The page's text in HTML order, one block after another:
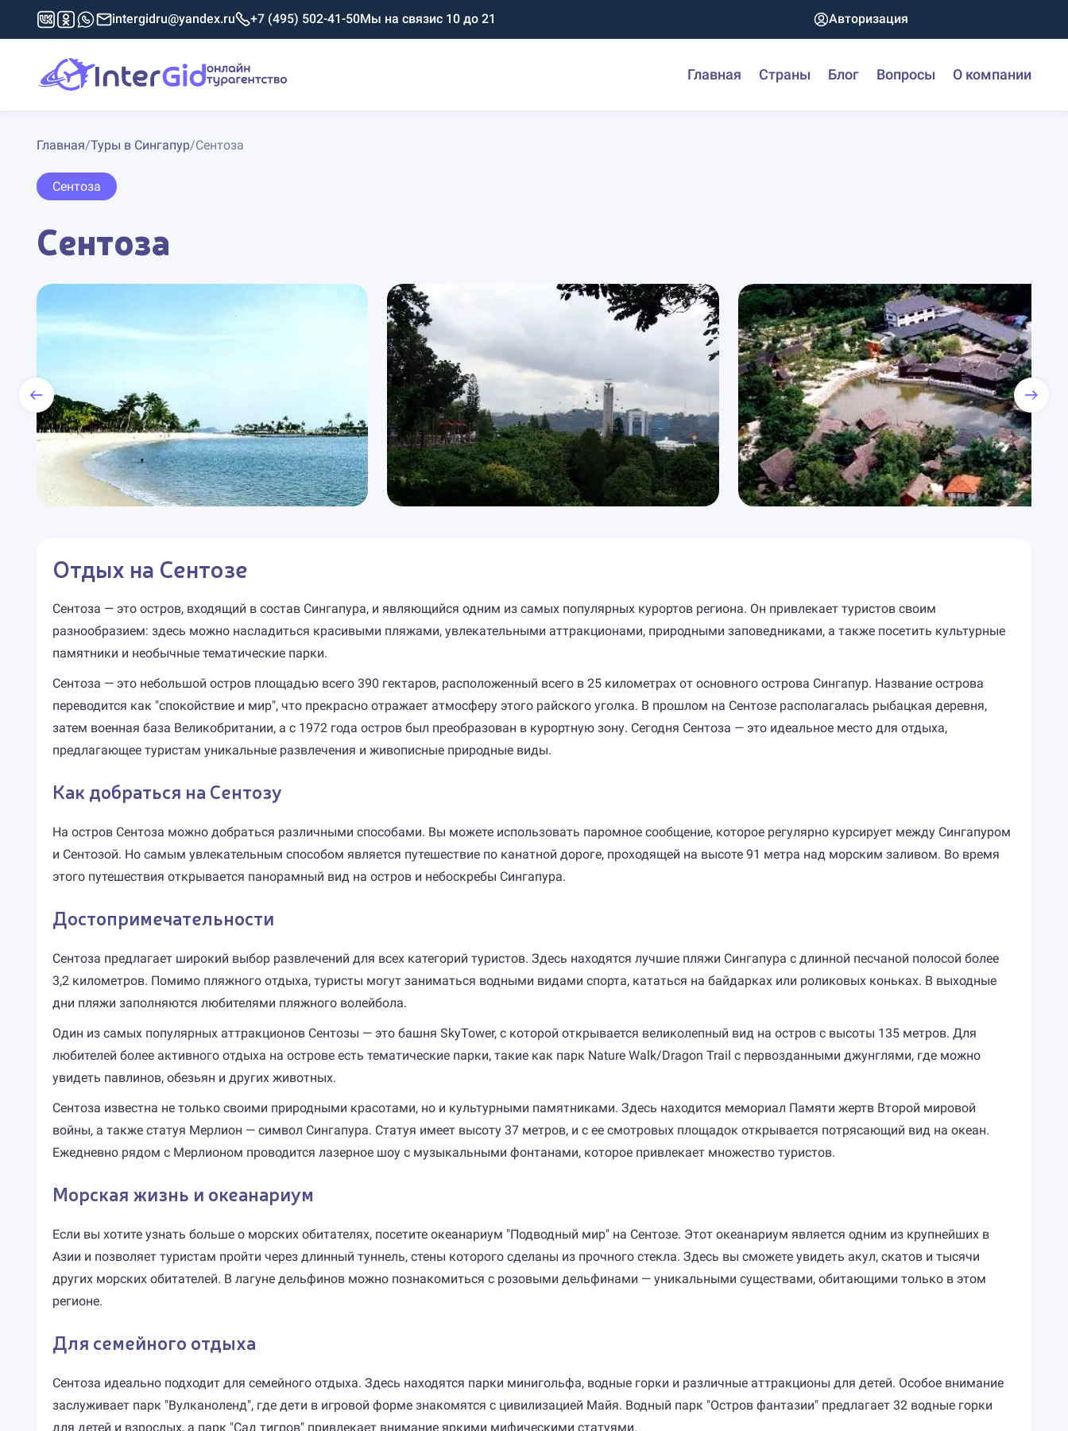
intergidru@yandex.ru +7 (495) 502-41-50Мы на связис 10 до 21 Авторизация
Главная Страны Блог Вопросы О компании
Главная/Туры в Сингапур/Сентоза
Сентоза
Сентоза
Отдых на Сентозе
Сентоза — это остров, входящий в состав Сингапура, и являющийся одним из самых популярных курортов региона. Он привлекает туристов своим
разнообразием: здесь можно насладиться красивыми пляжами, увлекательными аттракционами, природными заповедниками, а также посетить культурные
памятники и необычные тематические парки.
Сентоза — это небольшой остров площадью всего 390 гектаров, расположенный всего в 25 километрах от основного острова Сингапур. Название острова
переводится как "спокойствие и мир", что прекрасно отражает атмосферу этого райского уголка. В прошлом на Сентозе располагалась рыбацкая деревня,
затем военная база Великобритании, а с 1972 года остров был преобразован в курортную зону. Сегодня Сентоза — это идеальное место для отдыха,
предлагающее туристам уникальные развлечения и живописные природные виды.
Как добраться на Сентозу
На остров Сентоза можно добраться различными способами. Вы можете использовать паромное сообщение, которое регулярно курсирует между Сингапуром
и Сентозой. Но самым увлекательным способом является путешествие по канатной дороге, проходящей на высоте 91 метра над морским заливом. Во время
этого путешествия открывается панорамный вид на остров и небоскребы Сингапура.
Достопримечательности
Сентоза предлагает широкий выбор развлечений для всех категорий туристов. Здесь находятся лучшие пляжи Сингапура с длинной песчаной полосой более
3,2 километров. Помимо пляжного отдыха, туристы могут заниматься водными видами спорта, кататься на байдарках или роликовых коньках. В выходные
дни пляжи заполняются любителями пляжного волейбола.
Один из самых популярных аттракционов Сентозы — это башня SkyTower, с которой открывается великолепный вид на остров с высоты 135 метров. Для
любителей более активного отдыха на острове есть тематические парки, такие как парк Nature Walk/Dragon Trail с первозданными джунглями, где можно
увидеть павлинов, обезьян и других животных.
Сентоза известна не только своими природными красотами, но и культурными памятниками. Здесь находится мемориал Памяти жертв Второй мировой
войны, а также статуя Мерлион — символ Сингапура. Статуя имеет высоту 37 метров, и с ее смотровых площадок открывается потрясающий вид на океан.
Ежедневно рядом с Мерлионом проводится лазерное шоу с музыкальными фонтанами, которое привлекает множество туристов.
Морская жизнь и океанариум
Если вы хотите узнать больше о морских обитателях, посетите океанариум "Подводный мир" на Сентозе. Этот океанариум является одним из крупнейших в
Азии и позволяет туристам пройти через длинный туннель, стены которого сделаны из прочного стекла. Здесь вы сможете увидеть акул, скатов и тысячи
других морских обитателей. В лагуне дельфинов можно познакомиться с розовыми дельфинами — уникальными существами, обитающими только в этом
регионе.
Для семейного отдыха
Сентоза идеально подходит для семейного отдыха. Здесь находятся парки минигольфа, водные горки и различные аттракционы для детей. Особое внимание
заслуживает парк "Вулканоленд", где дети в игровой форме знакомятся с цивилизацией Майя. Водный парк "Остров фантазии" предлагает 32 водные горки
для детей и взрослых, а парк "Сад тигров" привлекает внимание яркими мифическими статуями.